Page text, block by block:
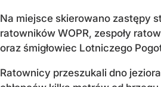
Na miejsce skierowano zastępy
ratowników WOPR, zespoły
oraz śmigłowiec Lotniczego
Ratownicy przeszukali dno